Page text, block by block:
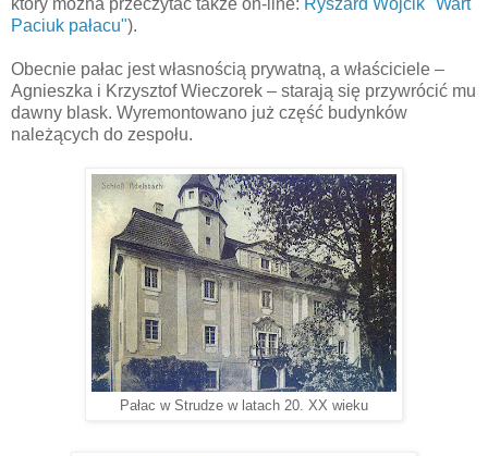
który można przeczytać także on-line: Ryszard Wójcik "Wart
Paciuk pałacu").
Obecnie pałac jest własnością prywatną, a właściciele –
Agnieszka i Krzysztof Wieczorek – starają się przywrócić mu
dawny blask. Wyremontowano już część budynków
należących do zespołu.
Pałac w Strudze w latach 20. XX wieku